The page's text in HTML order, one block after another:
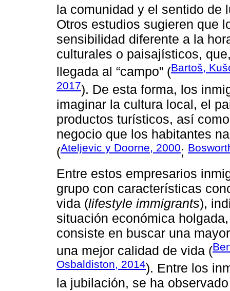
la comunidad y el sentido de
Otros estudios sugieren que
sensibilidad diferente a la
culturales o paisajísticos,
llegada al “campo” (Bartoš,
2017). De esta forma, los
imaginar la cultura local, el
productos turísticos, así
negocio que los habitantes
(Ateljevic y Doorne, 2000;
Entre estos empresarios
grupo con características
vida (lifestyle immigrants),
situación económica
consiste en buscar una
una mejor calidad de vida (
Osbaldiston, 2014). Entre los
la jubilación, se ha